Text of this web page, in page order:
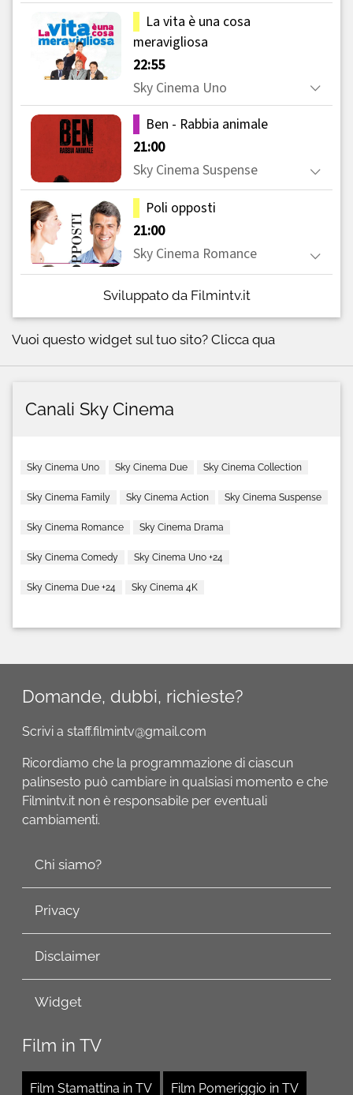
Sviluppato da Filmintv.it
Vuoi questo widget sul tuo sito? Clicca qua
Canali Sky Cinema
Sky Cinema Uno Sky Cinema Due Sky Cinema Collection
Sky Cinema Family Sky Cinema Action Sky Cinema Suspense
Sky Cinema Romance Sky Cinema Drama
Sky Cinema Comedy Sky Cinema Uno +24
Sky Cinema Due +24 Sky Cinema 4K
Domande, dubbi, richieste?
Scrivi a staff.filmintv@gmail.com
Ricordiamo che la programmazione di ciascun
palinsesto può cambiare in qualsiasi momento e che
Filmintv.it non è responsabile per eventuali
cambiamenti.
Chi siamo?
Privacy
Disclaimer
Widget
Film in TV
Film Stamattina in TV Film Pomeriggio in TV